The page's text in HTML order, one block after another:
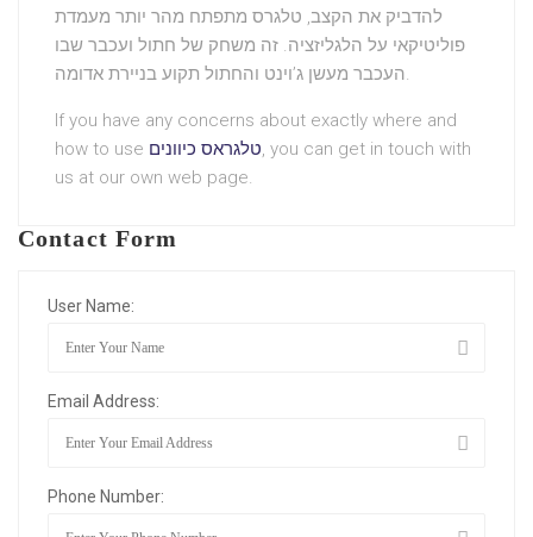
להדביק את הקצב, טלגרס מתפתח מהר יותר מעמדת
פוליטיקאי על הלגליזציה. זה משחק של חתול ועכבר שבו
העכבר מעשן ג’וינט והחתול תקוע בניירת אדומה.
If you have any concerns about exactly where and
how to use טלגראס כיוונים, you can get in touch with
us at our own web page.
Contact Form
User Name:
Email Address:
Phone Number: